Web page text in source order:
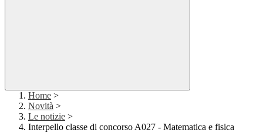
Home >
Novità >
Le notizie >
Interpello classe di concorso A027 - Matematica e fisica